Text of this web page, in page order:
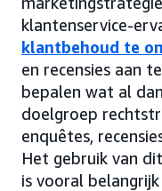
klantenservice-
klantbehoud te
en recensies aan
bepalen wat al
doelgroep
enquêtes,
Het gebruik van
is vooral